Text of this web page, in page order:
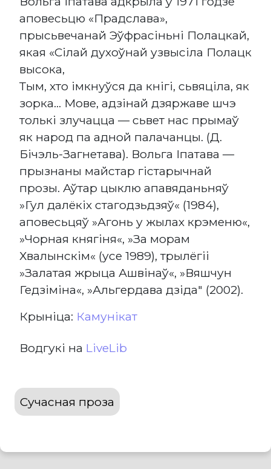
аповесьцю «Прадслава»,
прысьвечанай Эўфрасіньні Полацкай,
якая «Сілай духоўнай узвысіла Полацк
высока,
Тым, хто імкнуўся да кнігі, сьвяціла, як
зорка... Мове, адзінай дзяржаве шчэ
толькі злучацца — сьвет нас прымаў
як народ па адной палачанцы. (Д.
Бічэль-Загнетава). Вольга Іпатава —
прызнаны майстар гістарычнай
прозы. Аўтар цыклю апавяданьняў
»Гул далёкіх стагодзьдзяў« (1984),
аповесьцяў »Агонь у жылах крэменю«,
»Чорная княгіня«, »За морам
Хвалынскім« (усе 1989), трылёгіі
»Залатая жрыца Ашвінаў«, »Вяшчун
Гедзіміна«, »Альгердава дзіда" (2002).
Крыніца: Камунікат
Водгукі на LiveLib
Сучасная проза